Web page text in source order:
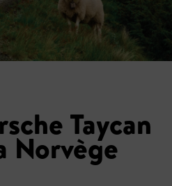
Taycan
Norvège